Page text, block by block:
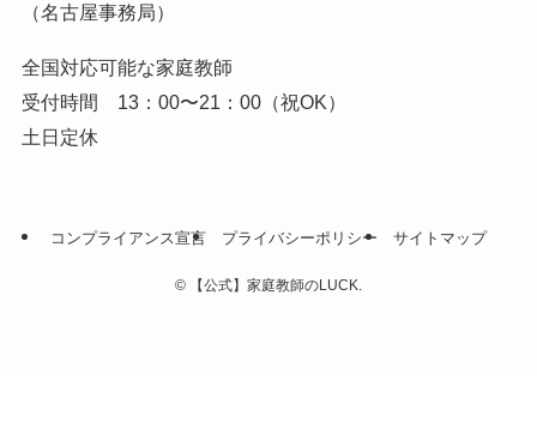
（名古屋事務局）
全国対応可能な家庭教師
受付時間 13：00〜21：00（祝OK）
土日定休
コンプライアンス宣言 プライバシーポリシー サイトマップ
© 【公式】家庭教師のLUCK.